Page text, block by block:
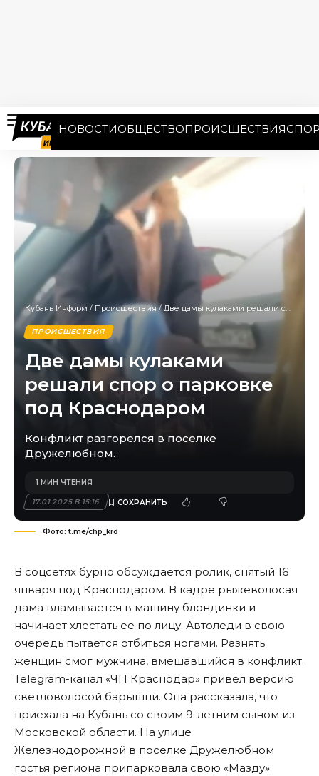
НОВОСТИОБЩЕСТВОПРОИСШЕСТВИЯ
Кубань Информ / Происшествия/Две дамы кулаками решали спор о парковке под Краснодаром
ПРОИСШЕСТВИЯ
Две дамы кулаками
решали спор о парковке
под Краснодаром
Конфликт разгорелся в поселке
Дружелюбном.
17.01.2025 В 15:16
1 МИН ЧТЕНИЯ
Фото: t.me/chp_krd
В соцсетях бурно обсуждается ролик, снятый 16
января под Краснодаром. В кадре рыжеволосая
дама вламывается в машину блондинки и
начинает хлестать ее по лицу. Автоледи в свою
очередь пытается отбиться ногами. Разнять
женщин смог мужчина, вмешавшийся в конфликт.
Telegram-канал «ЧП Краснодар» привел версию
светловолосой барышни. Она рассказала, что
приехала на Кубань со своим 9-летним сыном из
Московской области. На улице
Железнодорожной в поселке Дружелюбном
гостья региона припарковала свою «Мазду»